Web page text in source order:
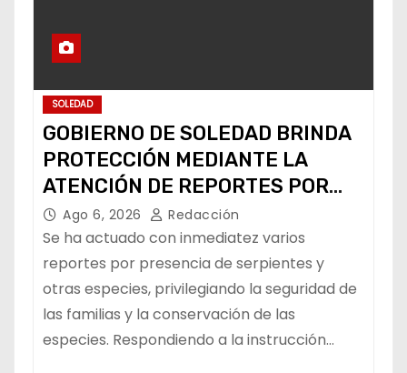
SOLEDAD
GOBIERNO DE SOLEDAD BRINDA
PROTECCIÓN MEDIANTE LA
ATENCIÓN DE REPORTES POR
FAUNA SILVESTRE
Ago 6, 2026 Redacción
Se ha actuado con inmediatez varios
reportes por presencia de serpientes y
otras especies, privilegiando la seguridad de
las familias y la conservación de las
especies. Respondiendo a la instrucción…